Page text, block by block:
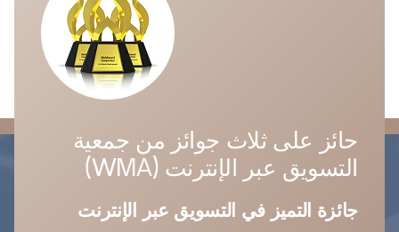
حائز على ثلاث جوائز من جمعية
التسويق عبر الإنترنت (WMA)
جائزة التميز في التسويق عبر الإنترنت